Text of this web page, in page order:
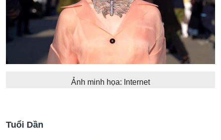
Ảnh minh họa: Internet
Tuổi Dần